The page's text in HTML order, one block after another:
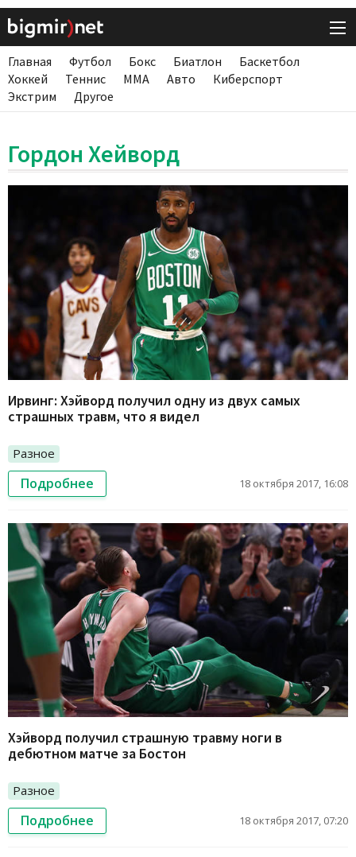
Главная Футбол Бокс Биатлон
Баскетбол
Хоккей
Теннис ММА Авто
Киберспорт
Экстрим
Другое
Гордон Хейворд
Ирвинг: Хэйворд получил одну из двух самых
страшных травм, что я видел
Разное
Подробнее 18 октября 2017, 16:08
Хэйворд получил страшную травму ноги в
дебютном матче за Бостон
Разное
Подробнее 18 октября 2017, 07:20